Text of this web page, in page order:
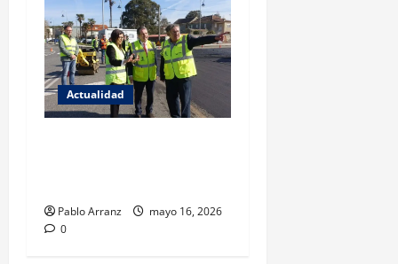
Actualidad
Pablo Arranz
mayo 16, 2026
0